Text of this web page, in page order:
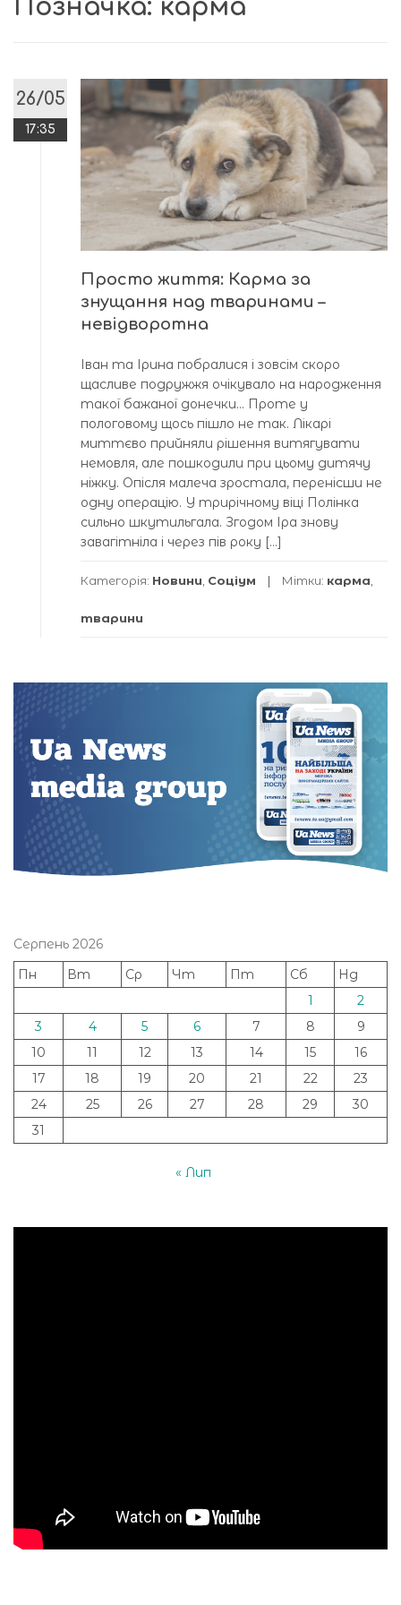
Позначка: карма
26/05
17:35
Просто життя: Карма за
знущання над тваринами –
невідворотна
Іван та Ірина побралися і зовсім скоро
щасливе подружжя очікувало на народження
такої бажаної донечки… Проте у
пологовому щось пішло не так. Лікарі
миттєво прийняли рішення витягувати
немовля, але пошкодили при цьому дитячу
ніжку. Опісля малеча зростала, перенісши не
одну операцію. У трирічному віці Полінка
сильно шкутильгала. Згодом Іра знову
завагітніла і через пів року […]
Категорія: Новини Соціум Мітки: карма
тварини
Серпень 2026
Пн
Вт Ср Чт Пт Сб
Нд
1
2
3
4 5 6 7 8
9
10
11 12 13 14 15
16
17
18 19 20 21 22
23
24
25 26 27 28 29
30
31
« Лип